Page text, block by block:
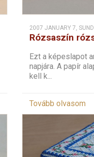
2007 JANUARY 7,
Rózsaszín
Ezt a képeslapot
napjára. A papír
kell k...
Tovább olvasom